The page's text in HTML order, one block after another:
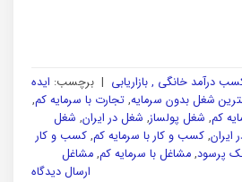
درآمد خانگی , بازاریابی | برچسب: ایده
شغل بدون سرمایه, تجارت با سرمایه کم,
کم, شغل پولساز, شغل در ایران, شغل
ایران, کسب و کار با سرمایه کم, کسب و کار
پرسود, مشاغل با سرمایه کم, مشاغل
ارسال دیدگاه